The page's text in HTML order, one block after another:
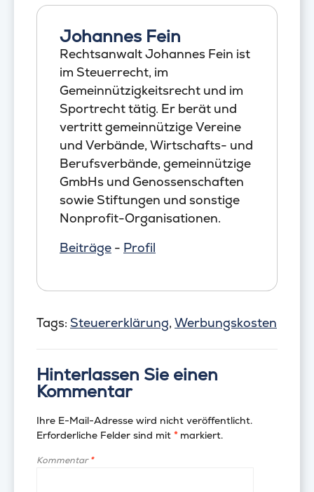
Johannes Fein
Rechtsanwalt Johannes Fein ist
im Steuerrecht, im
Gemeinnützigkeitsrecht und im
Sportrecht tätig. Er berät und
vertritt gemeinnützige Vereine
und Verbände, Wirtschafts- und
Berufsverbände, gemeinnützige
GmbHs und Genossenschaften
sowie Stiftungen und sonstige
Nonprofit-Organisationen.
Beiträge - Profil
Tags: Steuererklärung, Werbungskosten
Hinterlassen Sie einen
Kommentar
Ihre E-Mail-Adresse wird nicht veröffentlicht.
Erforderliche Felder sind mit *markiert.
Kommentar*